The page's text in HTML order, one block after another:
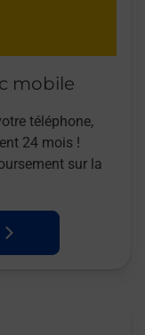
mobile
téléphone,
24 mois !
sur la